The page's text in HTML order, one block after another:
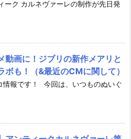
ーク カルネヴァーレの制作が先日発
動画に！ジブリの新作メアリと
ボも！（&最近のCMに関して）
情報です！ 今回は、いつものぬいぐ